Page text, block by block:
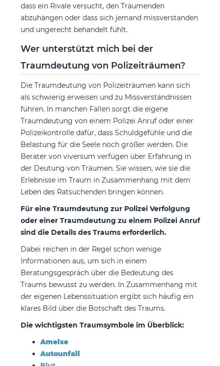
dass ein Rivale versucht, den Träumenden
abzuhängen oder dass sich jemand missverstanden
und ungerecht behandelt fühlt.
Wer unterstützt mich bei der
Traumdeutung von Polizeiträumen?
Die Traumdeutung von Polizeiträumen kann sich
als schwierig erweisen und zu Missverständnissen
führen. In manchen Fällen sorgt die eigene
Traumdeutung von einem Polizei Anruf oder einer
Polizeikontrolle dafür, dass Schuldgefühle und die
Belastung für die Seele noch größer werden. Die
Berater von viversum verfügen über Erfahrung in
der Deutung von Träumen. Sie wissen, wie sie die
Erlebnisse im Traum in Zusammenhang mit dem
Leben des Ratsuchenden bringen können.
Für eine Traumdeutung zur Polizei Verfolgung
oder einer Traumdeutung zu einem Polizei Anruf
sind die Details des Traums erforderlich.
Dabei reichen in der Regel schon wenige
Informationen aus, um sich in einem
Beratungsgespräch über die Bedeutung des
Traums bewusst zu werden. In Zusammenhang mit
der eigenen Lebenssituation ergibt sich häufig ein
klares Bild über die Botschaft des Traums.
Die wichtigsten Traumsymbole im Überblick:
Ameise
Autounfall